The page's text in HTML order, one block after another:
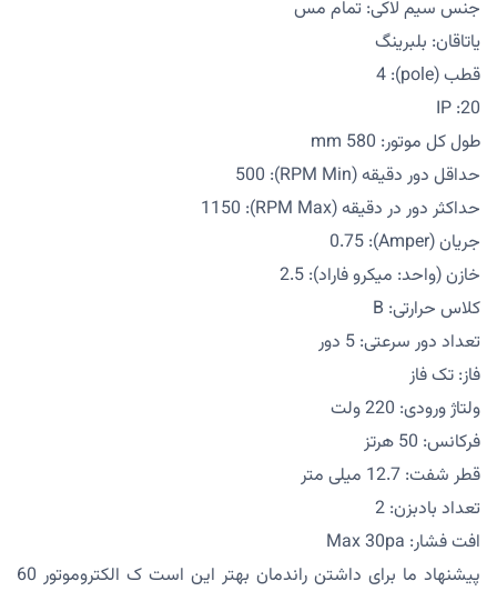
جنس سیم لاکی: تمام مس
یاتاقان: بلبرینگ
قطب (pole): 4
IP :20
طول کل موتور: 580 mm
حداقل دور دقیقه (RPM Min): 500
حداکثر دور در دقیقه (RPM Max): 1150
جریان (Amper): 0.75
خازن (واحد: میکرو فاراد): 2.5
کلاس حرارتی: B
تعداد دور سرعتی: 5 دور
فاز: تک فاز
ولتاژ ورودی: 220 ولت
فرکانس: 50 هرتز
قطر شفت: 12.7 میلی متر
تعداد بادبزن: 2
افت فشار: Max 30pa
پیشنهاد ما برای داشتن راندمان بهتر این است ک الکتروموتور 60